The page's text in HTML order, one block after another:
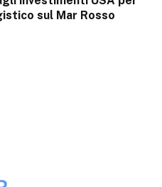
sul Mar Rosso